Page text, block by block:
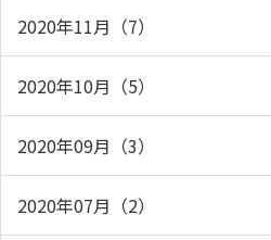
2020年11月（7）
2020年10月（5）
2020年09月（3）
2020年07月（2）